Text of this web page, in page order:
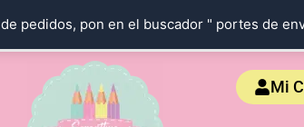
pedidos, pon en el buscador " portes de
Mi